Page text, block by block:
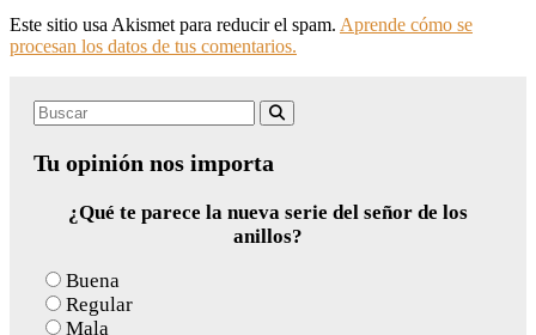
Este sitio usa Akismet para reducir el spam. Aprende cómo se
procesan los datos de tus comentarios.
Search
Tu opinión nos importa
¿Qué te parece la nueva serie del señor de los
anillos?
Buena
Regular
Mala